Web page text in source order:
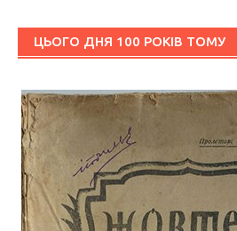
ЦЬОГО ДНЯ 100 РОКІВ ТОМУ